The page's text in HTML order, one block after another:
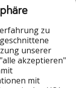
Group
zu
unserer
akzeptieren"
mit